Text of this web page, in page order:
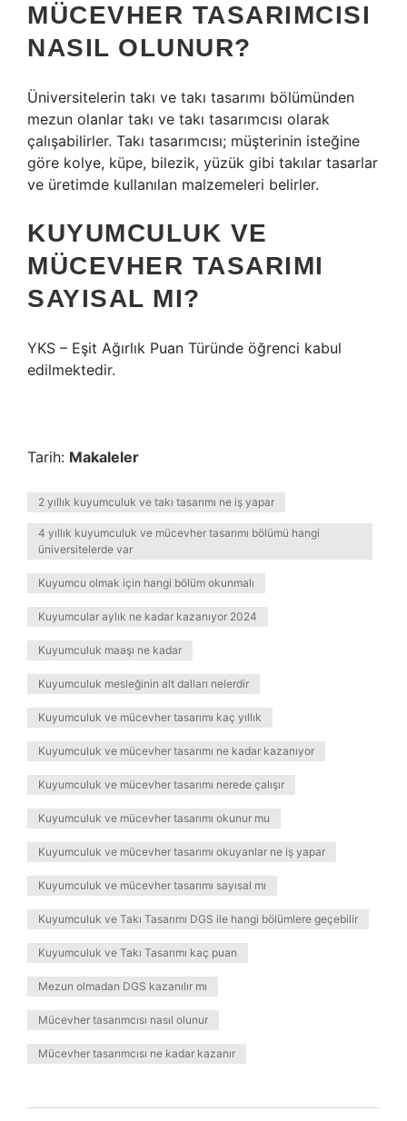
MÜCEVHER TASARIMCISI
NASIL OLUNUR?
Üniversitelerin takı ve takı tasarımı bölümünden
mezun olanlar takı ve takı tasarımcısı olarak
çalışabilirler. Takı tasarımcısı; müşterinin isteğine
göre kolye, küpe, bilezik, yüzük gibi takılar tasarlar
ve üretimde kullanılan malzemeleri belirler.
KUYUMCULUK VE
MÜCEVHER TASARIMI
SAYISAL MI?
YKS – Eşit Ağırlık Puan Türünde öğrenci kabul
edilmektedir.
Tarih: Makaleler
2 yıllık kuyumculuk ve takı tasarımı ne iş yapar
4 yıllık kuyumculuk ve mücevher tasarımı bölümü hangi
üniversitelerde var
Kuyumcu olmak için hangi bölüm okunmalı
Kuyumcular aylık ne kadar kazanıyor 2024
Kuyumculuk maaşı ne kadar
Kuyumculuk mesleğinin alt dalları nelerdir
Kuyumculuk ve mücevher tasarımı kaç yıllık
Kuyumculuk ve mücevher tasarımı ne kadar kazanıyor
Kuyumculuk ve mücevher tasarımı nerede çalışır
Kuyumculuk ve mücevher tasarımı okunur mu
Kuyumculuk ve mücevher tasarımı okuyanlar ne iş yapar
Kuyumculuk ve mücevher tasarımı sayısal mı
Kuyumculuk ve Takı Tasarımı DGS ile hangi bölümlere geçebilir
Kuyumculuk ve Takı Tasarımı kaç puan
Mezun olmadan DGS kazanılır mı
Mücevher tasarımcısı nasıl olunur
Mücevher tasarımcısı ne kadar kazanır